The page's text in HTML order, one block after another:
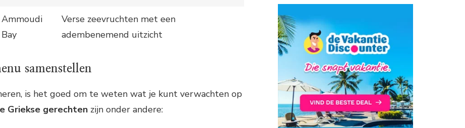
Ammoudi
Bay
Verse zeevruchten met een
adembenemend uitzicht
samenstellen
is het goed om te weten wat je kunt verwachten op
Griekse gerechten zijn onder andere: